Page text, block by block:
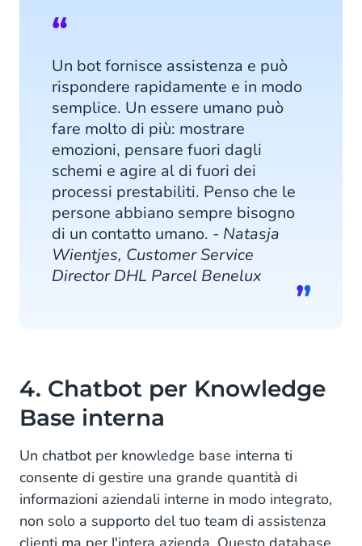
Un bot fornisce assistenza e può
rispondere rapidamente e in modo
semplice. Un essere umano può
fare molto di più: mostrare
emozioni, pensare fuori dagli
schemi e agire al di fuori dei
processi prestabiliti. Penso che le
persone abbiano sempre bisogno
di un contatto umano. - Natasja
Wientjes, Customer Service
Director DHL Parcel Benelux
4. Chatbot per Knowledge
Base interna
Un chatbot per knowledge base interna ti
consente di gestire una grande quantità di
informazioni aziendali interne in modo integrato,
non solo a supporto del tuo team di assistenza